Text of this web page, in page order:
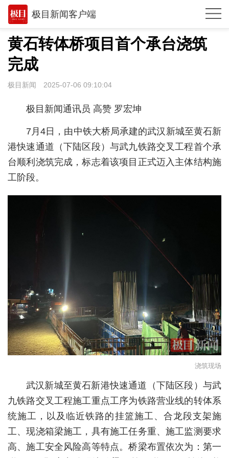
极目新闻客户端
推荐
观点
时政
世相
环球
专题
健康
悠游
相亲
汽车
消费
创意
文化
黄石转体桥项目首个承台浇筑
完成
极目新闻 2025-07-06 09:10:04
极目新闻通讯员 高赞 罗宏坤
7月4日，由中铁大桥局承建的武汉新城至黄石新
港快速通道（下陆区段）与武九铁路交叉工程首个承
台顺利浇筑完成，标志着该项目正式迈入主体结构施
工阶段。
浇筑现场
武汉新城至黄石新港快速通道（下陆区段）与武
九铁路交叉工程施工重点工序为铁路营业线的转体系
统施工，以及临近铁路的挂篮施工、合龙段支架施
工、现浇箱梁施工，具有施工任务重、施工监测要求
高、施工安全风险高等特点。桥梁布置依次为：第一